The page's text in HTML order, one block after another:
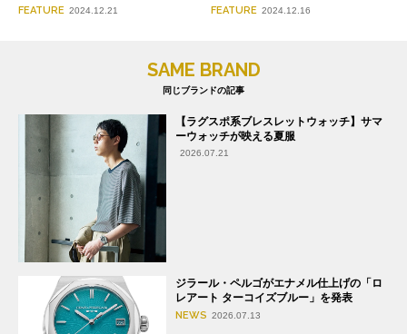
FEATURE 2024.12.21 FEATURE 2024.12.16
SAME BRAND
同じブランドの記事
【ラグスポ系ブレスレットウォッチ】サマ
ーウォッチが映える夏服
2026.07.21
ジラール・ペルゴがエナメル仕上げの「ロ
レアート ターコイズブルー」を発表
NEWS 2026.07.13